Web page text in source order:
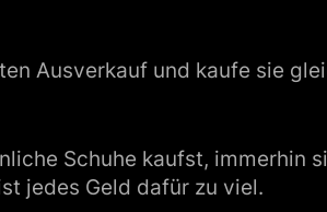
Ausverkauf und kaufe sie
Schuhe kaufst, immerhin
jedes Geld dafür zu viel.